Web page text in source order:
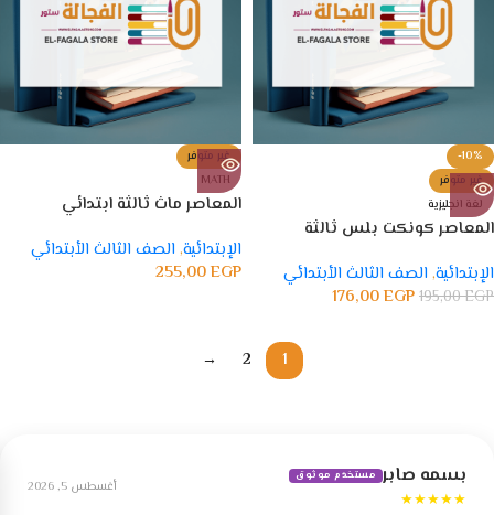
-10%
غير متوفر
لغة انجليزية
المعاصر كونكت بلس ثالثة
الإبتدائية, الصف الثالث الأبتدائي
195,00EGP
176,00EGP
غير متوفر
MATH
المعاصر ماث ثالثة ابتدائي
الإبتدائية, الصف الثالث الأبتدائي
255,00EGP
1
2
→
بسمه صابر مستخدم موثوق
★★★★★
أغسطس 5, 2026